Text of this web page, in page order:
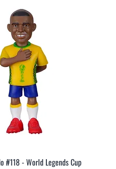
Vista rápida
#118 - World Legends Cup